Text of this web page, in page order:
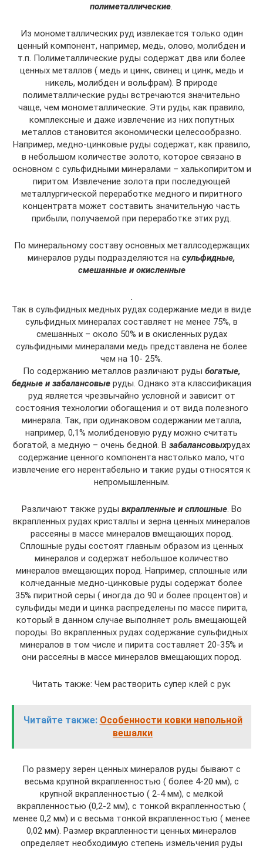
полиметаллические
Из монометаллических руд извлекается только один
ценный компонент, например, медь, олово, молибден и
т.п. Полиметаллические руды содержат два или более
ценных металлов ( медь и цинк, свинец и цинк, медь и
никель, молибден и вольфрам). В природе
полиметаллические руды встречаются значительно
чаще, чем монометаллические. Эти руды, как правило,
комплексные и даже извлечение из них попутных
металлов становится экономически целесообразно.
Например, медно-цинковые руды содержат, как правило,
в небольшом количестве золото, которое связано в
основном с сульфидными минералами – халькопиритом и
пиритом. Извлечение золота при последующей
металлургической переработке медного и пиритного
концентрата может составить значительную часть
прибыли, получаемой при переработке этих руд.
По минеральному составу основных металлсодержащих
минералов руды подразделяются на сульфидные,
смешанные и окисленные
.
Так в сульфидных медных рудах содержание меди в виде
сульфидных минералах составляет не менее 75%, в
смешанных – около 50% и в окисленных рудах
сульфидными минералами медь представлена не более
чем на 10- 25%.
По содержанию металлов различают руды богатые,
бедные и забалансовые руды. Однако эта классификация
руд является чрезвычайно условной и зависит от
состояния технологии обогащения и от вида полезного
минерала. Так, при одинаковом содержании металла,
например, 0,1% молибденовую руду можно считать
богатой, а медную – очень бедной. В забалансовыхрудах
содержание ценного компонента настолько мало, что
извлечение его нерентабельно и такие руды относятся к
непромышленным.
Различают также руды вкрапленные и сплошные. Во
вкрапленных рудах кристаллы и зерна ценных минералов
рассеяны в массе минералов вмещающих пород.
Сплошные руды состоят главным образом из ценных
минералов и содержат небольшое количество
минералов вмещающих пород. Например, сплошные или
колчеданные медно-цинковые руды содержат более
35% пиритной серы ( иногда до 90 и более процентов) и
сульфиды меди и цинка распределены по массе пирита,
который в данном случае выполняет роль вмещающей
породы. Во вкрапленных рудах содержание сульфидных
минералов в том числе и пирита составляет 20-35% и
они рассеяны в массе минералов вмещающих пород.
Читать также: Чем растворить супер клей с рук
Читайте также: Особенности ковки напольной
вешалки
По размеру зерен ценных минералов руды бывают с
весьма крупной вкрапленностью ( более 4-20 мм), с
крупной вкрапленностью ( 2-4 мм), с мелкой
вкрапленностью (0,2-2 мм), с тонкой вкрапленностью (
менее 0,2 мм) и с весьма тонкой вкрапленностью ( менее
0,02 мм). Размер вкрапленности ценных минералов
определяет необходимую степень измельчения руды